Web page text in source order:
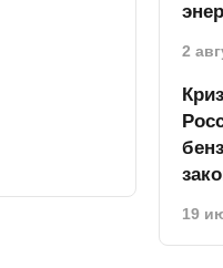
2
19